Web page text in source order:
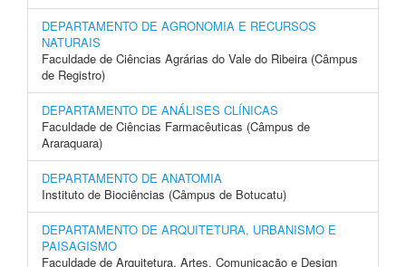
DEPARTAMENTO DE AGRONOMIA E RECURSOS
NATURAIS
Faculdade de Ciências Agrárias do Vale do Ribeira (Câmpus
de Registro)
DEPARTAMENTO DE ANÁLISES CLÍNICAS
Faculdade de Ciências Farmacêuticas (Câmpus de
Araraquara)
DEPARTAMENTO DE ANATOMIA
Instituto de Biociências (Câmpus de Botucatu)
DEPARTAMENTO DE ARQUITETURA, URBANISMO E
PAISAGISMO
Faculdade de Arquitetura, Artes, Comunicação e Design